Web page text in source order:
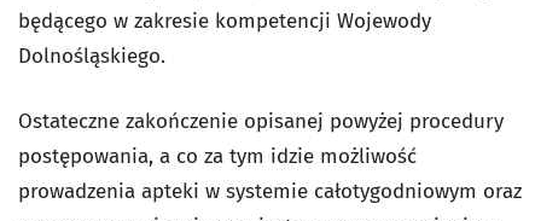
będącego w zakresie kompetencji Wojewody
Dolnośląskiego.
Ostateczne zakończenie opisanej powyżej procedury
postępowania, a co za tym idzie możliwość
prowadzenia apteki w systemie całotygodniowym oraz